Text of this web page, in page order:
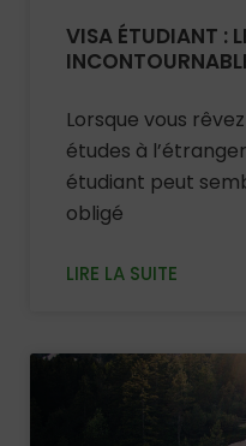
VISA ÉTUDIANT :
Lorsque vous
études à
étudiant peut
obligé
LIRE LA SUITE